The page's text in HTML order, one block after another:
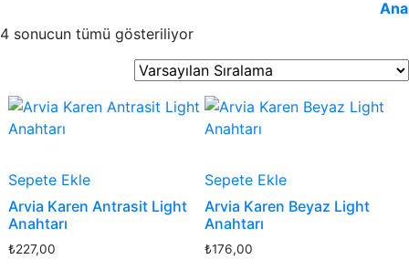
4 sonucun tümü gösteriliyor
Sepete Ekle
Arvia Karen Antrasit Light
Anahtarı
₺227,00
Sepete Ekle
Arvia Karen Beyaz Light
Anahtarı
₺176,00